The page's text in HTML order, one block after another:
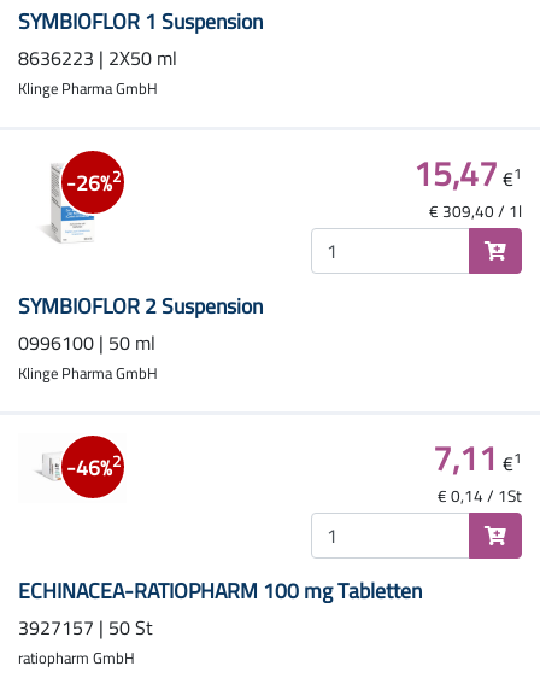
SYMBIOFLOR 1 Suspension
8636223 | 2X50 ml
Klinge Pharma GmbH
-26%2
SYMBIOFLOR 2 Suspension
0996100 | 50 ml
Klinge Pharma GmbH
15,47€1
€ 309,40 / 1l
-46%2
ECHINACEA-RATIOPHARM 100 mg Tabletten
3927157 | 50 St
ratiopharm GmbH
7,11 €1
€ 0,14 / 1St